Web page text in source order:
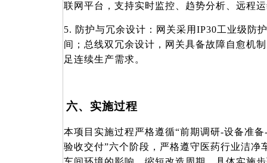
联网平台，支持实时监控、趋势分析、远程
5. 防护与冗余设计：网关采用IP30工业级防
间；总线双冗余设计，网关具备故障自愈机
足连续生产需求。
六、实施过程
本项目实施过程严格遵循“前期调研-设备准
验收交付”六个阶段，严格遵守医药行业洁净